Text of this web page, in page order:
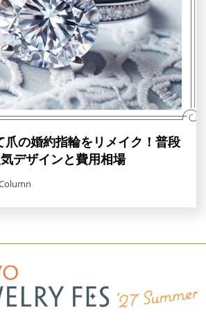
爪の婚約指輪をリメイク！普段
デザインと費用相場